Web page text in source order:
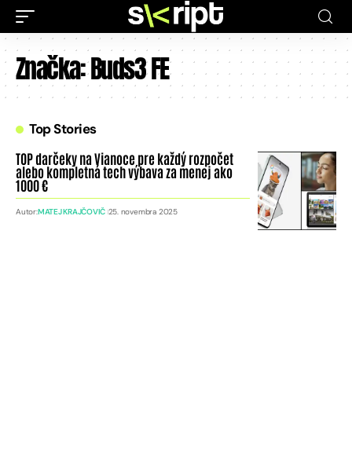
Značka:Buds3 FE
Top Stories
TOP darčeky na Vianoce pre každý rozpočet
alebo kompletná tech výbava za menej ako
1000 €
Autor:MATEJ KRAJČOVIČ 25. novembra 2025